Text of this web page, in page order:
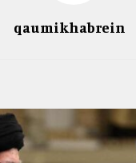
qaumikhabrein